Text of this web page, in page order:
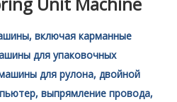
включая карманные
для упаковочных
для рулона, двойной
выпрямление провода,